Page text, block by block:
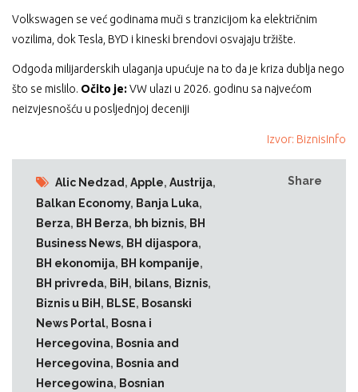
Volkswagen se već godinama muči s tranzicijom ka električnim
vozilima, dok Tesla, BYD i kineski brendovi osvajaju tržište.
Odgoda milijarderskih ulaganja upućuje na to da je kriza dublja nego
što se mislilo. Očito je: VW ulazi u 2026. godinu sa najvećom
neizvjesnošću u posljednjoj deceniji
Izvor: BiznisInfo
Alic Nedzad , Apple, Austrija,
Balkan Economy, Banja Luka,
Berza, BH Berza, bh biznis, BH
Business News, BH dijaspora,
BH ekonomija, BH kompanije,
BH privreda, BiH , bilans, Biznis,
Biznis u BiH , BLSE, Bosanski
News Portal, Bosna i
Hercegovina, Bosnia and
Hercegovina, Bosnia and
Hercegowina, Bosnian
Share